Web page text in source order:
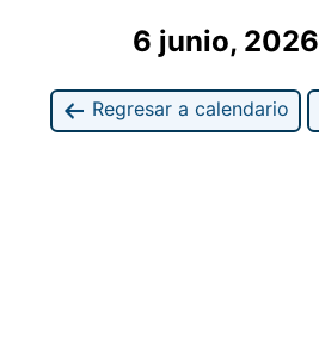
6 junio, 2026
Regresar a calendario